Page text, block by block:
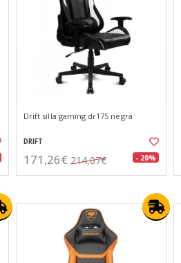
Drift silla gaming dr175 negra
DRIFT
171,26€ 214,07€ - 20%